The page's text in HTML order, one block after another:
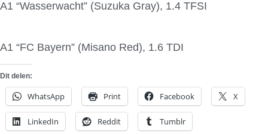
A1 “Wasserwacht” (Suzuka Gray), 1.4 TFSI
A1 “FC Bayern” (Misano Red), 1.6 TDI
Dit delen:
WhatsApp Print Facebook X
LinkedIn Reddit Tumblr